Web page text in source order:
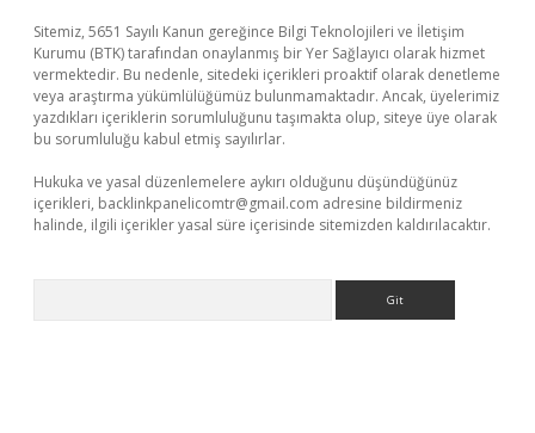
Sitemiz, 5651 Sayılı Kanun gereğince Bilgi Teknolojileri ve İletişim
Kurumu (BTK) tarafından onaylanmış bir Yer Sağlayıcı olarak hizmet
vermektedir. Bu nedenle, sitedeki içerikleri proaktif olarak denetleme
veya araştırma yükümlülüğümüz bulunmamaktadır. Ancak, üyelerimiz
yazdıkları içeriklerin sorumluluğunu taşımakta olup, siteye üye olarak
bu sorumluluğu kabul etmiş sayılırlar.
Hukuka ve yasal düzenlemelere aykırı olduğunu düşündüğünüz
içerikleri, backlinkpanelicomtr@gmail.com adresine bildirmeniz
halinde, ilgili içerikler yasal süre içerisinde sitemizden kaldırılacaktır.